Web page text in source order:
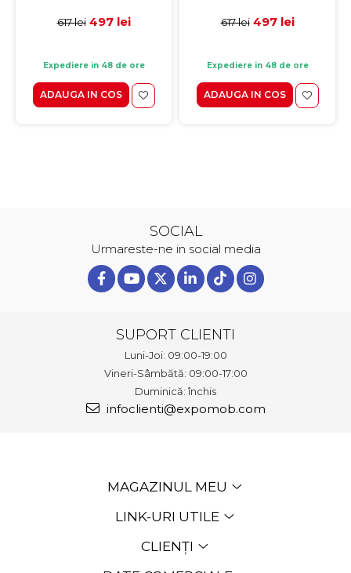
617 lei 497 lei
Expediere in 48 de ore
ADAUGA IN COS
617 lei 497 lei
Expediere in 48 de ore
ADAUGA IN COS
SOCIAL
Urmareste-ne in social media
SUPORT CLIENTI
Luni-Joi: 09:00-19:00
Vineri-Sâmbătă: 09:00-17:00
Duminică: închis
infoclienti@expomob.com
MAGAZINUL MEU
LINK-URI UTILE
CLIENȚI